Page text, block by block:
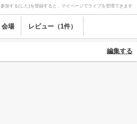
参加する(した)を登録すると、マイページでライブを管理できます
会場 レビュー（1件）
編集する